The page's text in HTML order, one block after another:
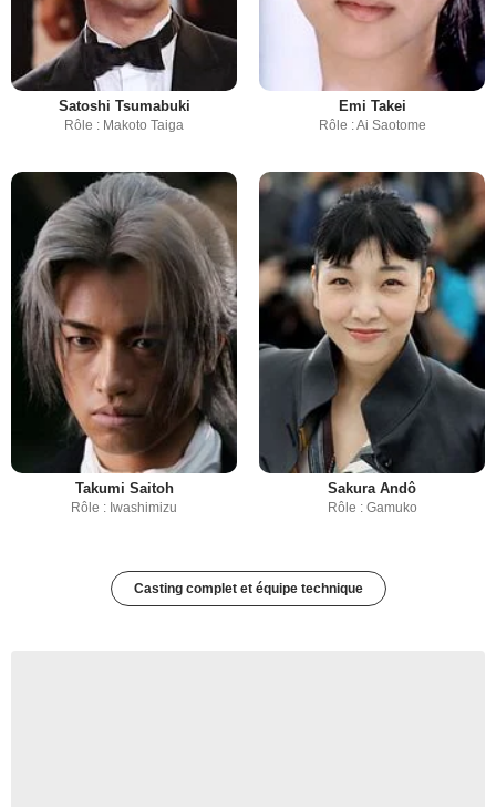
Satoshi Tsumabuki
Rôle : Makoto Taiga
Emi Takei
Rôle : Ai Saotome
Takumi Saitoh
Rôle : Iwashimizu
Sakura Andô
Rôle : Gamuko
Casting complet et équipe technique